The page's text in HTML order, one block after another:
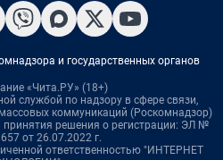
и государственных органов
«Чита.РУ» (18+)
службой по надзору в сфере связи,
коммуникаций (Роскомнадзор)
решения о регистрации: ЭЛ №
от 26.07.2022 г.
ответственностью "ИНТЕРНЕТ